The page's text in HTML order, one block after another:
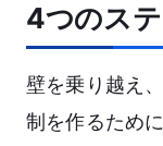
4つのス
壁を乗り越え
制を作るため